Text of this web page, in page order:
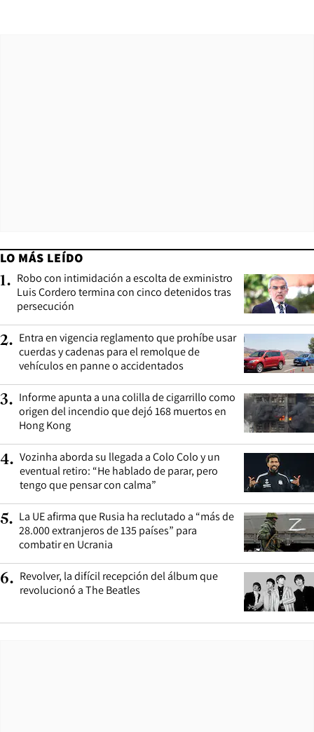
LO MÁS LEÍDO
1. Robo con intimidación a escolta de exministro
Luis Cordero termina con cinco detenidos tras
persecución
2. Entra en vigencia reglamento que prohíbe usar
cuerdas y cadenas para el remolque de
vehículos en panne o accidentados
3. Informe apunta a una colilla de cigarrillo como
origen del incendio que dejó 168 muertos en
Hong Kong
4. Vozinha aborda su llegada a Colo Colo y un
eventual retiro: “He hablado de parar, pero
tengo que pensar con calma”
5. La UE afirma que Rusia ha reclutado a “más de
28.000 extranjeros de 135 países” para
combatir en Ucrania
6. Revolver, la difícil recepción del álbum que
revolucionó a The Beatles